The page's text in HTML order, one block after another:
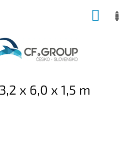
x 6,0 x 1,5 m